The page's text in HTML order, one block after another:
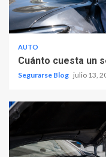
AUTO
Cuánto cuesta un
Segurarse Blog julio 13,